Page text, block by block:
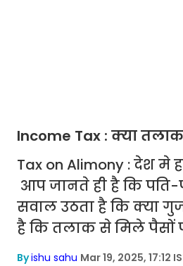
Income Tax : क्या
Tax on Alimony : देश मे
आप जानते ही है कि पति-
सवाल उठता है कि क्या
है कि तलाक से मिले पैसों
Byishu sahu Mar 19, 2025, 17:12